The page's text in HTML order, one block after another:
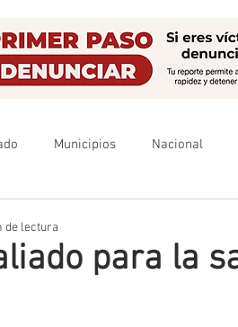
Municipios Nacional
para la
de lectura